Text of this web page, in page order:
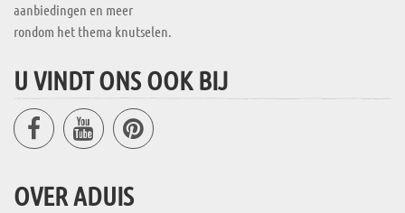
aanbiedingen en meer
rondom het thema knutselen.
U VINDT ONS OOK BIJ
OVER ADUIS